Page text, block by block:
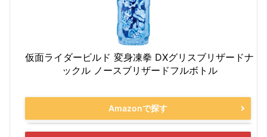
仮面ライダービルド 変身凍拳 DXグリスブリザードナ
ックル ノースブリザードフルボトル
Amazonで探す